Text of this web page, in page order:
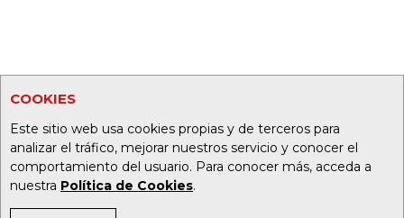
COOKIES
Este sitio web usa cookies propias y de terceros para
analizar el tráfico, mejorar nuestros servicio y conocer el
comportamiento del usuario. Para conocer más, acceda a
nuestra Política de Cookies.